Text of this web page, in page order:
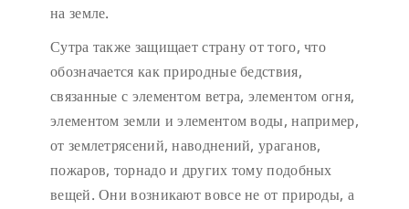
на земле.
Сутра также защищает страну от того, что
обозначается как природные бедствия,
связанные с элементом ветра, элементом огня,
элементом земли и элементом воды, например,
от землетрясений, наводнений, ураганов,
пожаров, торнадо и других тому подобных
вещей. Они возникают вовсе не от природы, а